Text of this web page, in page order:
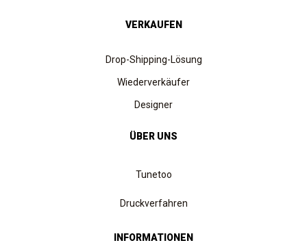
VERKAUFEN
Drop-Shipping-Lösung
Wiederverkäufer
Designer
ÜBER UNS
Tunetoo
Druckverfahren
INFORMATIONEN